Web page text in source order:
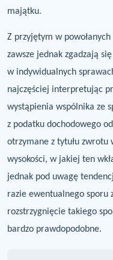
majątku.
Z przyjętym w
zawsze jednak zgadzają się
w indywidualnych
najczęściej interpretując
wystąpienia wspólnika ze
z podatku dochodowego
otrzymane z tytułu zwrotu
wysokości, w jakiej ten
jednak pod uwagę
razie ewentualnego sporu
rozstrzygnięcie takiego
bardzo prawdopodobne.